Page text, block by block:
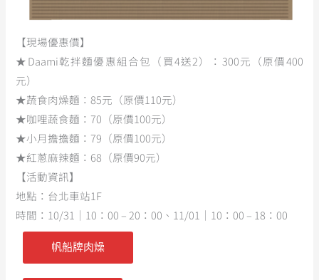
【現場優惠價】
★Daami乾拌麵優惠組合包（買4送2）：300元（原價400
元）
★蔬食肉燥麵：85元（原價110元）
★咖哩蔬食麵：70（原價100元）
★小月擔擔麵：79（原價100元）
★紅蔥麻辣麵：68（原價90元）
【活動資訊】
地點：台北車站1F
時間：10/31｜10：00 – 20：00、11/01｜10：00 – 18：00
帆船牌肉燥